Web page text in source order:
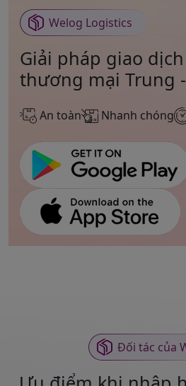
Welog Logistics
Giải pháp giao dịch
thương mại Trung
An toàn Nhanh chóng
Đối tác của